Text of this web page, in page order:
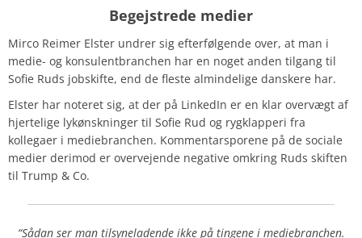
Begejstrede medier
Mirco Reimer Elster undrer sig efterfølgende over, at man i
medie- og konsulentbranchen har en noget anden tilgang til
Sofie Ruds jobskifte, end de fleste almindelige danskere har.
Elster har noteret sig, at der på LinkedIn er en klar overvægt af
hjertelige lykønskninger til Sofie Rud og rygklapperi fra
kollegaer i mediebranchen. Kommentarsporene på de sociale
medier derimod er overvejende negative omkring Ruds skiften
til Trump & Co.
“Sådan ser man tilsyneladende ikke på tingene i mediebranchen.